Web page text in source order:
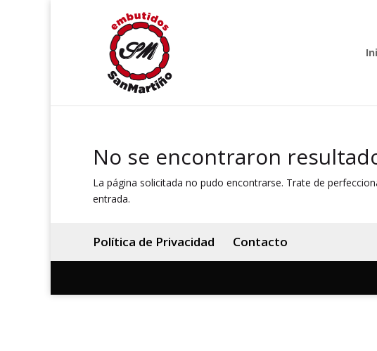
No se encontraron
La página solicitada no pudo encontrarse. Trate de
entrada.
Política de Privacidad Contacto